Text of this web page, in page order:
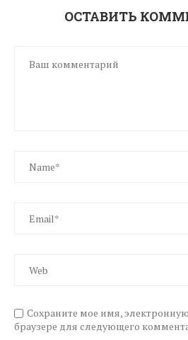
ОСТАВИТЬ
Сохраните мое имя,
браузере для следующего